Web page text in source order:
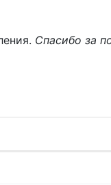
Спасибо за